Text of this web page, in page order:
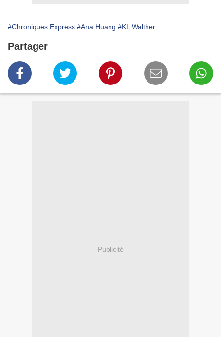
#Chroniques Express #Ana Huang #KL Walther
Partager
Publicité